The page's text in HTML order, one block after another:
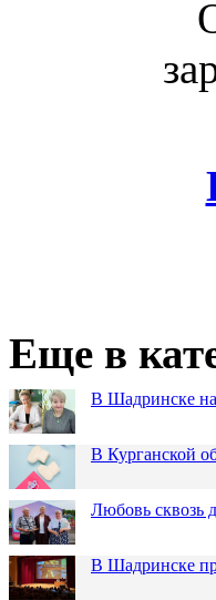
Еще в
В Шадринске
В Курганской
Любовь сквозь
В Шадринске